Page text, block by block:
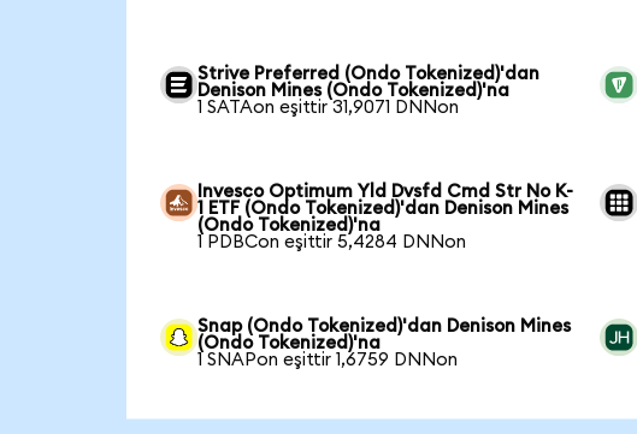
Strive Preferred (Ondo Tokenized)'dan
Denison Mines (Ondo Tokenized)'na
1 SATAon eşittir 31,9071 DNNon
Invesco Optimum Yld Dvsfd Cmd Str No K-
1 ETF (Ondo Tokenized)'dan Denison Mines
(Ondo Tokenized)'na
1 PDBCon eşittir 5,4284 DNNon
Snap (Ondo Tokenized)'dan Denison Mines
(Ondo Tokenized)'na
1 SNAPon eşittir 1,6759 DNNon